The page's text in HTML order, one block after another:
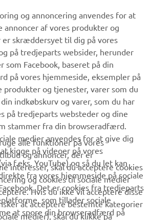
besked om de seneste tilbud, særlige
og meget mere.
TILMELD DIG
for at lære, hvordan vi behandler dine
og annoncering anvendes for at
annoncer af vores produkter og
er skræddersyet til dig på vores
på tredjeparts websider, herunder
som Facebook, baseret på din
på vores hjemmeside, eksempler på
produkter og tjenester, varer som du
indkøbskurv og varer, som du har
på tredjeparts websteder og dine
stammer fra din browseradfærd.
medier anvendes for at give dig
kigge på videoer på vores
f.eks. YouTube) og så du let kan
fra vores hjemmeside på sociale
Det er cookies fra tredjeparts
som tillader sociale
at spore din browseradfærd på
alle funktioner på vores
og annoncer, der er
interesser, skal du acceptere cookies
og cookies til sociale medier
Hvis du ikke vil acceptere disse
at acceptere bestemte kategorier
medier), skal du klikke på